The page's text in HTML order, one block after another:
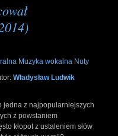
Muzyka wokalna Nuty
Władysław Ludwik
jedna z najpopularniejszych
z powstaniem
kłopot z ustaleniem słów